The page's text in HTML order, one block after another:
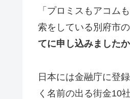
「プロミスもアコ
索をしている別府市
てに申し込みましたか
日本には金融庁に登
く名前の出る街金10